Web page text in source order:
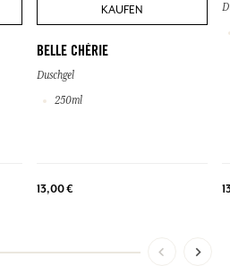
KAUFEN
BELLE CHÉRIE
Duschgel
250ml
13,00 €